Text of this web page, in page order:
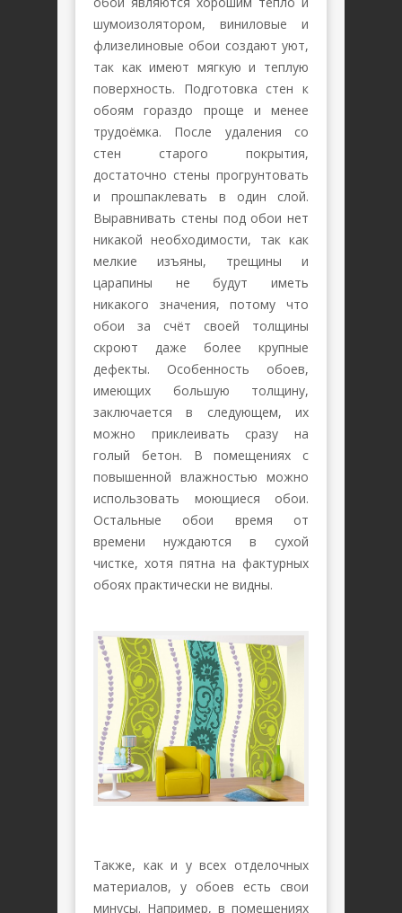
шумоизолятором, виниловые и
флизелиновые обои создают уют,
так как имеют мягкую и теплую
поверхность. Подготовка стен к
обоям гораздо проще и менее
трудоёмка. После удаления со
стен старого покрытия,
достаточно стены прогрунтовать
и прошпаклевать в один слой.
Выравнивать стены под обои нет
никакой необходимости, так как
мелкие изъяны, трещины и
царапины не будут иметь
никакого значения, потому что
обои за счёт своей толщины
скроют даже более крупные
дефекты. Особенность обоев,
имеющих большую толщину,
заключается в следующем, их
можно приклеивать сразу на
голый бетон. В помещениях с
повышенной влажностью можно
использовать моющиеся обои.
Остальные обои время от
времени нуждаются в сухой
чистке, хотя пятна на фактурных
обоях практически не видны.
Также, как и у всех отделочных
материалов, у обоев есть свои
минусы. Например, в помещениях